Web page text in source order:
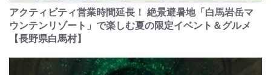
アクティビティ営業時間延長！ 絶景避暑地「白馬岩岳マ
ウンテンリゾート」で楽しむ夏の限定イベント＆グルメ
【長野県白馬村】